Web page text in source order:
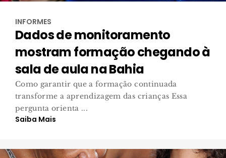
INFORMES
Dados de monitoramento
mostram formação chegando à
sala de aula na Bahia
Como garantir que a formação continuada
transforme a aprendizagem das crianças Essa
pergunta orienta ...
Saiba Mais